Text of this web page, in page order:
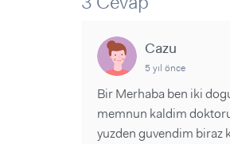
Cazu
5 yıl önce
Bir Merhaba ben iki
memnun kaldim
yuzden guvendim biraz